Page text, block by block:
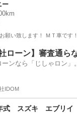
ー
願い致します！ ＭＴ車で
ー 走行距離
社ローン】審査通ら
ーンなら「じしゃロン」
IDOM
式 スズキ エブリイ